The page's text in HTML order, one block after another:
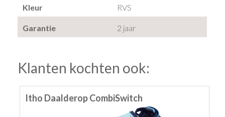
Kleur RVS
Garantie 2 jaar
Klanten kochten ook:
Itho Daalderop CombiSwitch